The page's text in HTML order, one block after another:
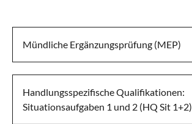
Mündliche Ergänzungsprüfung (MEP)
Handlungsspezifische Qualifikationen:
Situationsaufgaben 1 und 2 (HQ Sit 1+2)